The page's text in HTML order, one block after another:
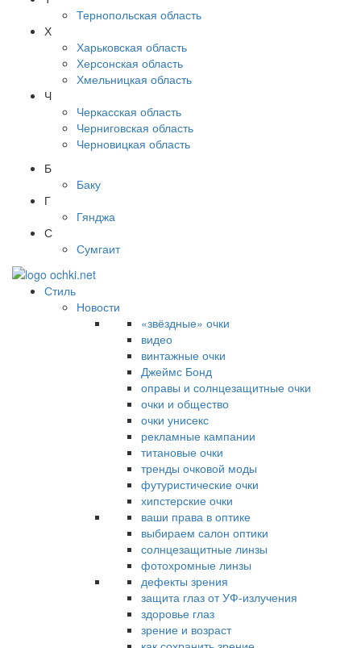
Тернопольская область
Х
Харьковская область
Херсонская область
Хмельницкая область
Ч
Черкасская область
Черниговская область
Черновицкая область
Б
Баку
Г
Гянджа
С
Сумгаит
Стиль
Новости
«звёздные» очки
видео
винтажные очки
Джеймс Бонд
оправы и солнцезащитные очки
очки и общество
очки унисекс
рекламные кампании
титановые очки
тренды очковой моды
футуристические очки
хипстерские очки
ваши права в оптике
выбираем салон оптики
солнцезащитные линзы
фотохромные линзы
дефекты зрения
защита глаз от УФ-излучения
здоровье глаз
зрение и возраст